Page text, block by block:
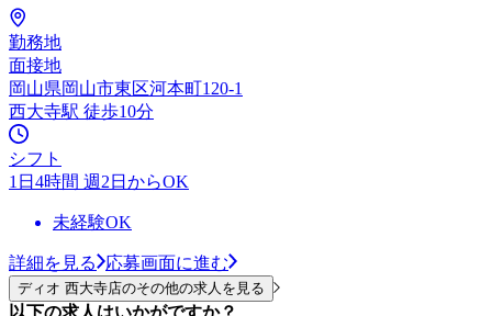
勤務地
面接地
岡山県岡山市東区河本町120-1
西大寺駅 徒歩10分
シフト
1日4時間 週2日からOK
未経験OK
詳細を見る 応募画面に進む
ディオ 西大寺店のその他の求人を見る
以下の求人はいかがですか？